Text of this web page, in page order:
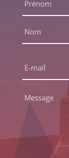
complet
mail
Message